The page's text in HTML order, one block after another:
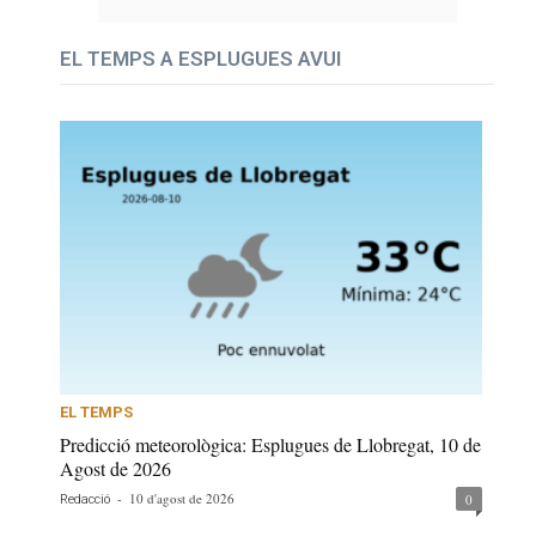
EL TEMPS A ESPLUGUES AVUI
EL TEMPS
Predicció meteorològica: Esplugues de Llobregat, 10 de
Agost de 2026
Redacció - 10 d'agost de 2026 0